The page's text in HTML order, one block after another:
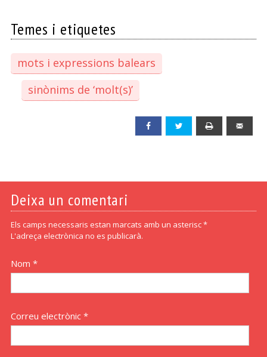
Temes i etiquetes
mots i expressions balears
sinònims de ‘molt(s)’
Facebook Twitter
Deixa un comentari
Els camps necessaris estan marcats amb un asterisc *
L'adreça electrònica no es publicarà.
Nom *
Correu electrònic *